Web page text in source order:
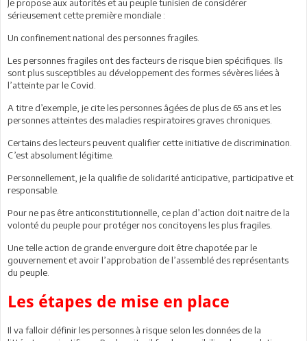
Je propose aux autorités et au peuple tunisien de considérer
sérieusement cette première mondiale :
Un confinement national des personnes fragiles.
Les personnes fragiles ont des facteurs de risque bien spécifiques. Ils
sont plus susceptibles au développement des formes sévères liées à
l’atteinte par le Covid.
A titre d’exemple, je cite les personnes âgées de plus de 65 ans et les
personnes atteintes des maladies respiratoires graves chroniques.
Certains des lecteurs peuvent qualifier cette initiative de discrimination.
C’est absolument légitime.
Personnellement, je la qualifie de solidarité anticipative, participative et
responsable.
Pour ne pas être anticonstitutionnelle, ce plan d’action doit naitre de la
volonté du peuple pour protéger nos concitoyens les plus fragiles.
Une telle action de grande envergure doit être chapotée par le
gouvernement et avoir l’approbation de l’assemblé des représentants
du peuple.
Les étapes de mise en place
Il va falloir définir les personnes à risque selon les données de la